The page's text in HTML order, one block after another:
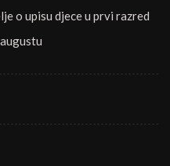
o upisu djece u prvi razred